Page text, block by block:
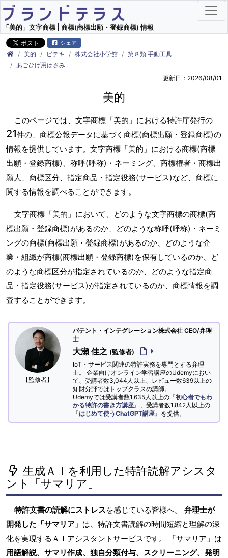
「美的」文字商標 | 商標(商標出願・登録商標) 情報
シェア
美的 ビテキ 株式会社小学館
第８類 手動工具
あごひげ用はさみ
更新日：2026/08/01
美的
このページでは、文字商標「美的」における特許庁発行の
21件の、商標公報データに基づく商標(商標出願・登録商標)の
情報を提供しています。文字商標「美的」における商標(商標
出願・登録商標)、称呼(呼称)・ネーミング、商標権者・商標出
願人、商標区分、指定商品・指定役務(サービス)など、商標に
関する情報を調べることができます。
文字商標「美的」において、どのような文字商標の商標(商
標出願・登録商標)があるのか、どのような称呼(呼称)・ネーミ
ングの商標(商標出願・登録商標)があるのか、どのような企
業・組織が商標(商標出願・登録商標)を保有しているのか、ど
のような商標区分が指定されているのか、どのような指定商
品・指定役務(サービス)が指定されているのか、商標情報を調
査することができます。
【監修者】
パテント・インテグレーション株式会社 CEO/弁理
士
大瀬 佳之 (監修者)
IoT・サービス関連の特許実務を専門とする弁理
士。 企業向けオンライン学習講座のUdemyにおい
て、受講者数3,044人以上、レビュー数639以上の
知財分野ではトップクラスの講師。
Udemyでは受講者数1,635人以上の『初心者でもわ
かる特許の書き方講座 』、受講者数1,842人以上の
『はじめて使うChatGPT講座 』を提供。
生成ＡＩを利用した特許読解アシスタ
ント「サマリア」
特許文書の読解にストレスを感じている皆様へ。 弁理士が
開発した「サマリア」 は、特許文書読解の時間短縮と理解の深
化を実現するＡＩアシスタントサービスです。 「サマリア」は
用語解説、サマリ作成、独自分類付与、スクリーニング、発明